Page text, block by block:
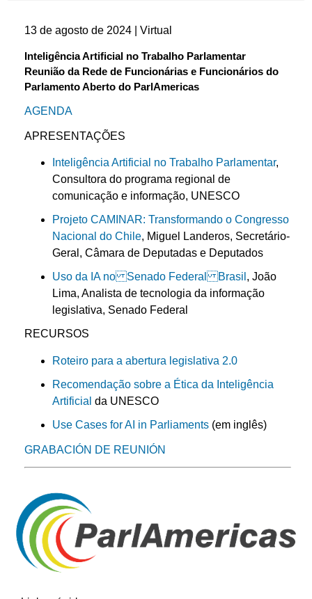
13 de agosto de 2024 | Virtual
Inteligência Artificial no Trabalho Parlamentar
Reunião da Rede de Funcionárias e Funcionários do
Parlamento Aberto do ParlAmericas
AGENDA
APRESENTAÇÕES
Inteligência Artificial no Trabalho Parlamentar,
Consultora do programa regional de
comunicação e informação, UNESCO
Projeto CAMINAR: Transformando o Congresso
Nacional do Chile, Miguel Landeros, Secretário-
Geral, Câmara de Deputadas e Deputados
Uso da IA no Senado Federal Brasil , João
Lima, Analista de tecnologia da informação
legislativa, Senado Federal
RECURSOS
Roteiro para a abertura legislativa 2.0
Recomendação sobre a Ética da Inteligência
Artificial da UNESCO
Use Cases for AI in Parliaments (em inglês)
GRABACIÓN DE REUNIÓN